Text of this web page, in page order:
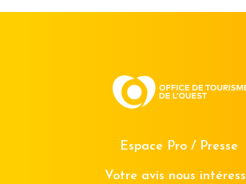
Espace Pro / Presse
Votre avis nous